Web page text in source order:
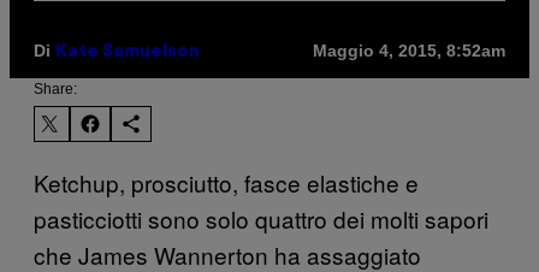
Di Kate Samuelson Maggio 4, 2015, 8:52am
Share:
Ketchup, prosciutto, fasce elastiche e
pasticciotti sono solo quattro dei molti sapori
che James Wannerton ha assaggiato